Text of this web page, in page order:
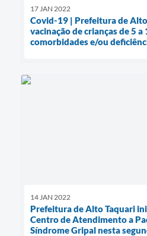
17 JAN 2022
Covid-19 | Prefeitura de
vacinação de crianças de 5 a
comorbidades e/ou
14 JAN 2022
Prefeitura de Alto Taquari
Centro de Atendimento a
Síndrome Gripal nesta